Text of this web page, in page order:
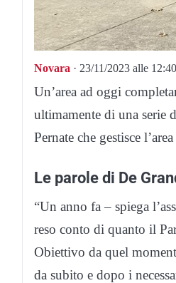
Novara · 23/11/2023 alle 12:40
Un’area ad oggi
ultimamente di una serie
Pernate che gestisce
Le parole di De
“Un anno fa – spiega
reso conto di quanto il
Obiettivo da quel
da subito e dopo i